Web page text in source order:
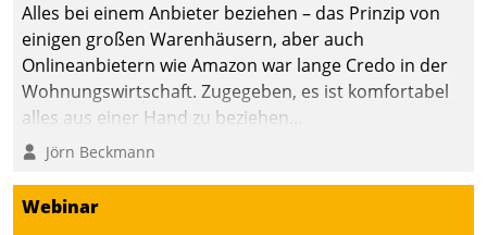
Alles bei einem Anbieter beziehen – das Prinzip von
einigen großen Warenhäusern, aber auch
Onlineanbietern wie Amazon war lange Credo in der
Wohnungswirtschaft. Zugegeben, es ist komfortabel
alles aus einer Hand zu beziehen...
Jörn Beckmann
Webinar